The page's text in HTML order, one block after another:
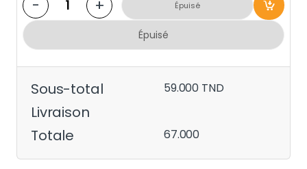
- + Épuisé
Épuisé
Sous-total 59.000 TND
Livraison
Totale
67.000